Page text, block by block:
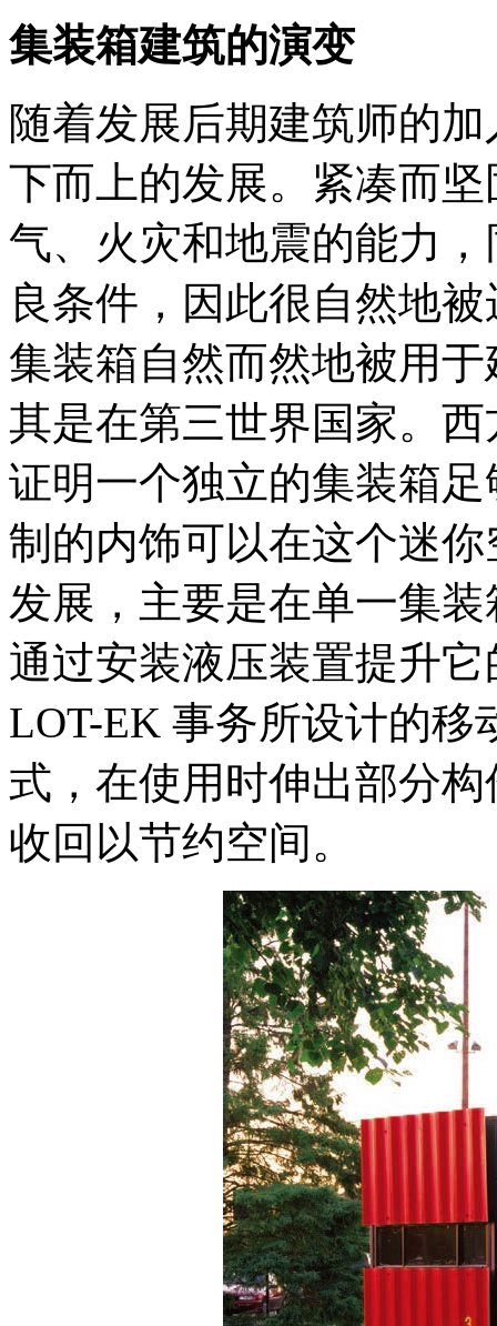
集装箱建筑的演变
随着发展后期建筑师的加
下而上的发展。紧凑而
气、火灾和地震的能力
良条件，因此很自然地
集装箱自然而然地被用
其是在第三世界国家。
证明一个独立的集装箱
制的内饰可以在这个迷
发展，主要是在单一集
通过安装液压装置提升
LOT-EK 事务所设计的
式，在使用时伸出部分
收回以节约空间。